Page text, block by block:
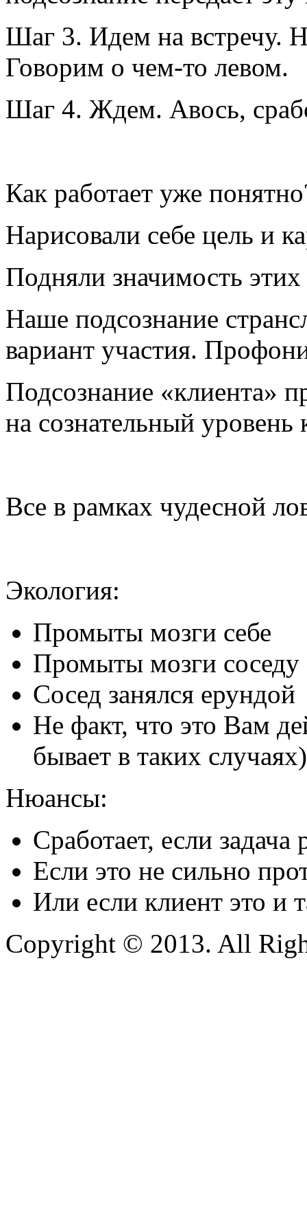
Шаг 3. Идем на встречу.
Говорим о чем-то левом.
Шаг 4. Ждем. Авось,
Как работает уже
Нарисовали себе цель и
Подняли значимость этих
Наше подсознание
вариант участия.
Подсознание «клиента»
на сознательный
Все в рамках чудесной
Экология:
Промыты мозги себе
Промыты мозги соседу
Сосед занялся ерундой
Не факт, что это Вам
бывает в таких случаях)
Нюансы:
Сработает, если задача
Если это не сильно
Или если клиент это и
Copyright © 2013. All